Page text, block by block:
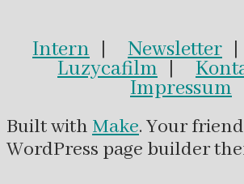
Intern | Newsletter
Luzycafilm |
Impressum
Built with Make. Your
WordPress page builder